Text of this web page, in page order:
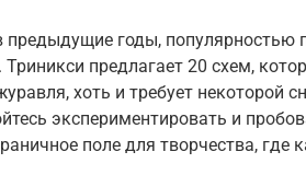
предыдущие годы, популярностью
предлагает 20 схем,
хоть и требует некоторой
экспериментировать и
поле для творчества,